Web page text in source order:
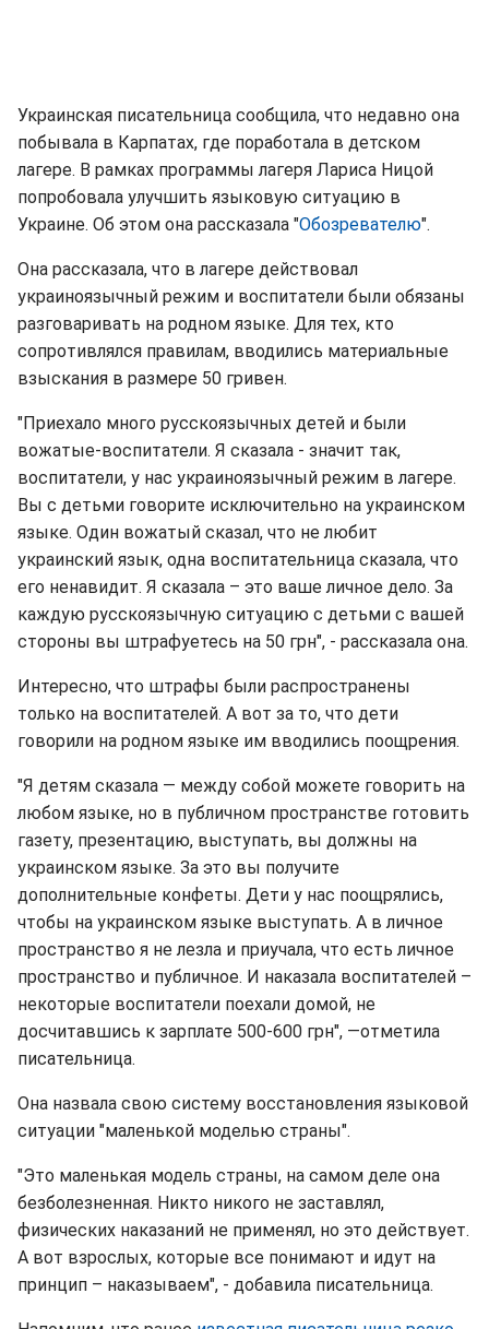
Украинская писательница сообщила, что недавно она
побывала в Карпатах, где поработала в детском
лагере. В рамках программы лагеря Лариса Ницой
попробовала улучшить языковую ситуацию в
Украине. Об этом она рассказала "Обозревателю".
Она рассказала, что в лагере действовал
украиноязычный режим и воспитатели были обязаны
разговаривать на родном языке. Для тех, кто
сопротивлялся правилам, вводились материальные
взыскания в размере 50 гривен.
"Приехало много русскоязычных детей и были
вожатые-воспитатели. Я сказала - значит так,
воспитатели, у нас украиноязычный режим в лагере.
Вы с детьми говорите исключительно на украинском
языке. Один вожатый сказал, что не любит
украинский язык, одна воспитательница сказала, что
его ненавидит. Я сказала – это ваше личное дело. За
каждую русскоязычную ситуацию с детьми с вашей
стороны вы штрафуетесь на 50 грн", - рассказала она.
Интересно, что штрафы были распространены
только на воспитателей. А вот за то, что дети
говорили на родном языке им вводились поощрения.
"Я детям сказала — между собой можете говорить на
любом языке, но в публичном пространстве готовить
газету, презентацию, выступать, вы должны на
украинском языке. За это вы получите
дополнительные конфеты. Дети у нас поощрялись,
чтобы на украинском языке выступать. А в личное
пространство я не лезла и приучала, что есть личное
пространство и публичное. И наказала воспитателей –
некоторые воспитатели поехали домой, не
досчитавшись к зарплате 500-600 грн", —отметила
писательница.
Она назвала свою систему восстановления языковой
ситуации "маленькой моделью страны".
"Это маленькая модель страны, на самом деле она
безболезненная. Никто никого не заставлял,
физических наказаний не применял, но это действует.
А вот взрослых, которые все понимают и идут на
принцип – наказываем", - добавила писательница.